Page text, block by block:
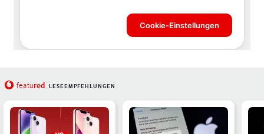
featured LESEEMPFEHLUNGEN